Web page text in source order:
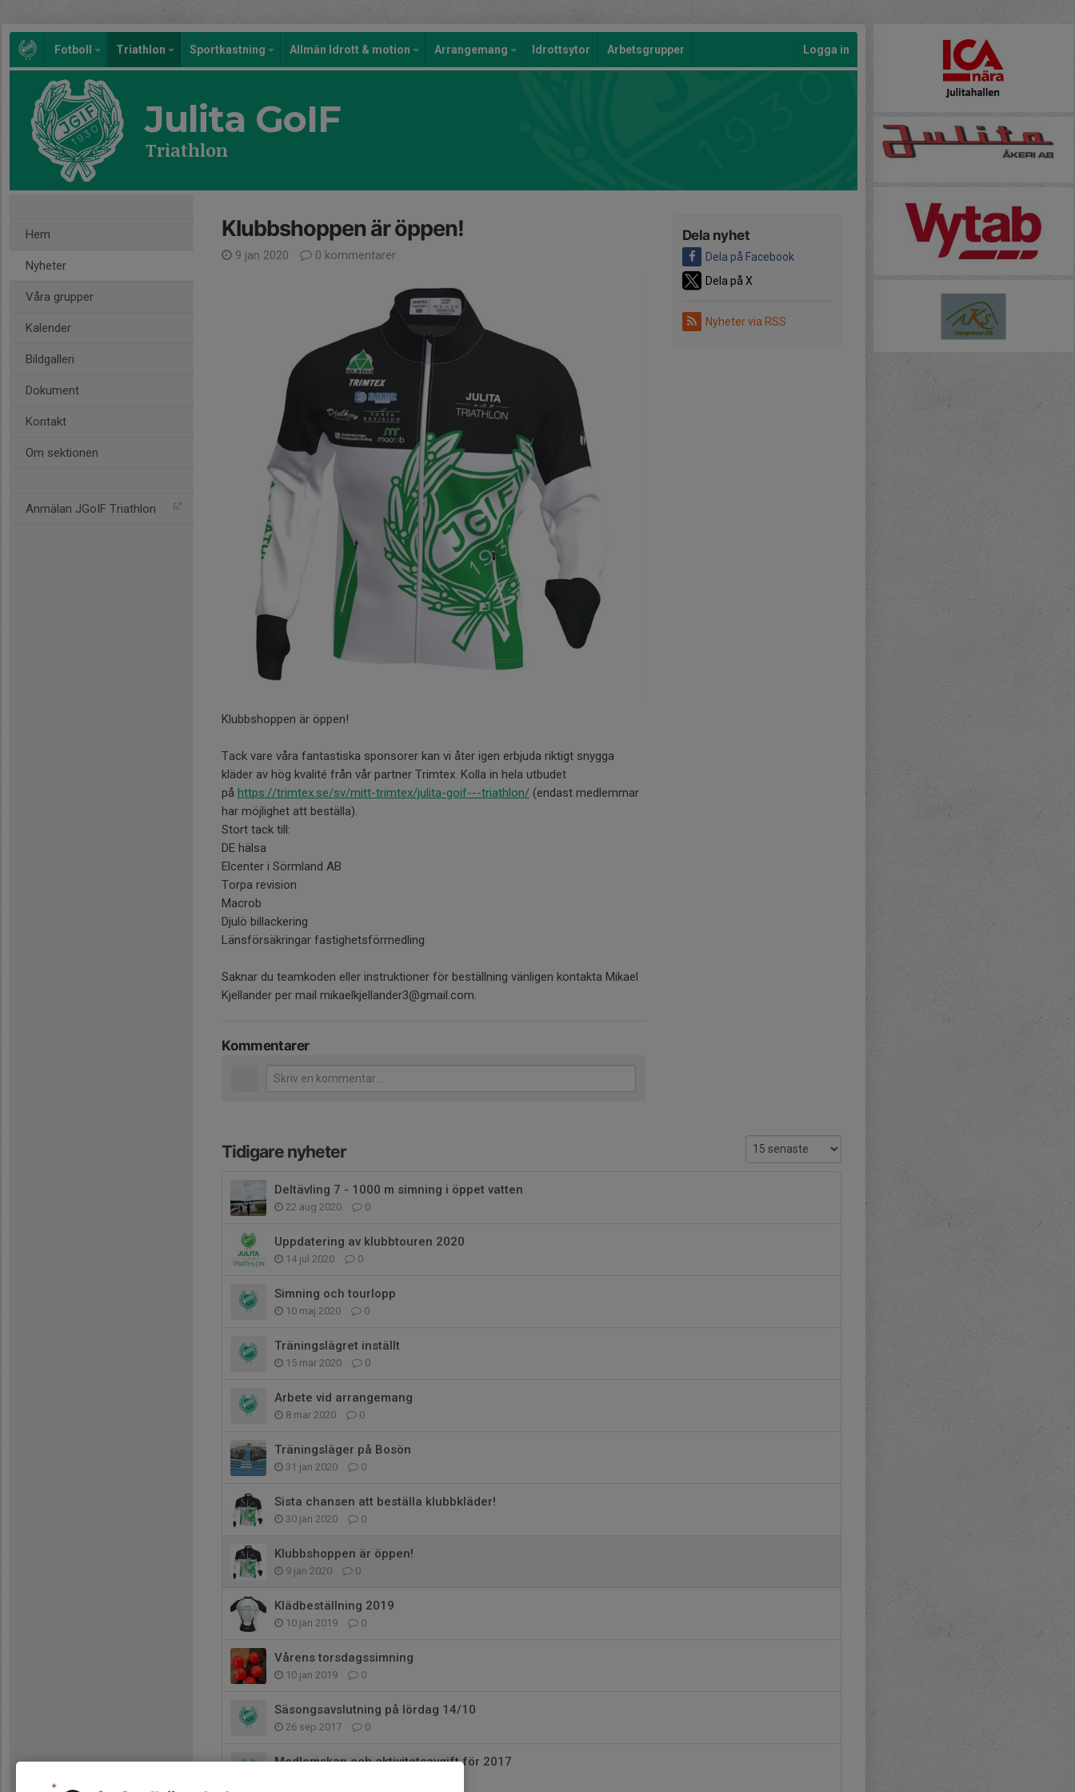
Fotboll Triathlon Sportkastning Allmän Idrott & motion Arrangemang Idrottsytor Arbetsgrupper Logga in
Julita GoIF
Triathlon
Hem
Nyheter
Våra grupper
Kalender
Bildgalleri
Dokument
Kontakt
Om sektionen
Anmälan JGoIF Triathlon
Dela nyhet
Dela på Facebook
Dela på X
Nyheter via RSS
Klubbshoppen är öppen!
9 jan 2020 0 kommentarer
Klubbshoppen är öppen!
Tack vare våra fantastiska sponsorer kan vi åter igen erbjuda riktigt snygga
kläder av hög kvalité från vår partner Trimtex. Kolla in hela utbudet
på https://trimtex.se/sv/mitt-trimtex/julita-goif---triathlon/ (endast medlemmar
har möjlighet att beställa).
Stort tack till:
DE hälsa
Elcenter i Sörmland AB
Torpa revision
Macrob
Djulö billackering
Länsförsäkringar fastighetsförmedling
Saknar du teamkoden eller instruktioner för beställning vänligen kontakta Mikael
Kjellander per mail mikaelkjellander3@gmail.com.
Kommentarer
Tidigare nyheter
Deltävling 7 - 1000 m simning i öppet vatten
22 aug 2020 0
Uppdatering av klubbtouren 2020
14 jul 2020 0
Simning och tourlopp
10 maj 2020 0
Träningslägret inställt
15 mar 2020 0
Arbete vid arrangemang
8 mar 2020 0
Träningsläger på Bosön
31 jan 2020 0
Sista chansen att beställa klubbkläder!
30 jan 2020 0
Klubbshoppen är öppen!
9 jan 2020 0
Klädbeställning 2019
10 jan 2019 0
Vårens torsdagssimning
10 jan 2019 0
Säsongsavslutning på lördag 14/10
26 sep 2017 0
Medlemskap och aktivitetsavgift för 2017